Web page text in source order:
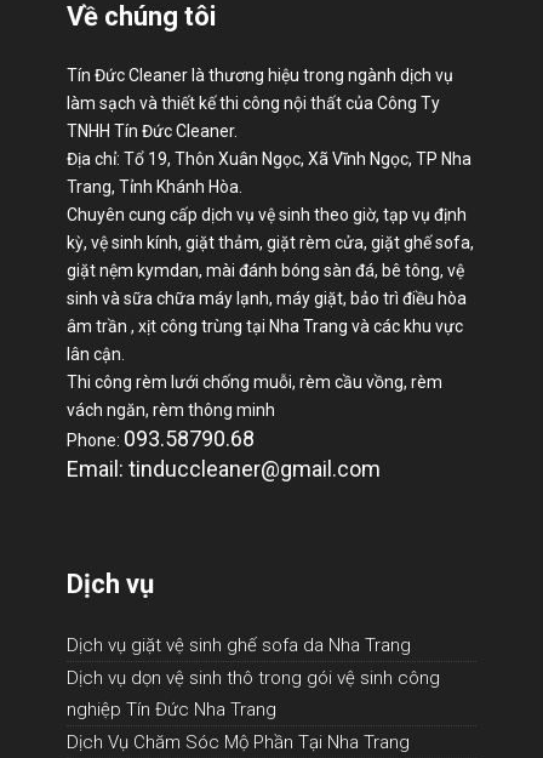
Về chúng tôi
Tín Đức Cleaner là thương hiệu trong ngành dịch vụ
làm sạch và thiết kế thi công nội thất của Công Ty
TNHH Tín Đức Cleaner.
Địa chỉ: Tổ 19, Thôn Xuân Ngọc, Xã Vĩnh Ngọc, TP Nha
Trang, Tỉnh Khánh Hòa.
Chuyên cung cấp dịch vụ vệ sinh theo giờ, tạp vụ định
kỳ, vệ sinh kính, giặt thảm, giặt rèm cửa, giặt ghế sofa,
giặt nệm kymdan, mài đánh bóng sàn đá, bê tông, vệ
sinh và sữa chữa máy lạnh, máy giặt, bảo trì điều hòa
âm trần , xịt công trùng tại Nha Trang và các khu vực
lân cận.
Thi công rèm lưới chống muỗi, rèm cầu vồng, rèm
vách ngăn, rèm thông minh
Phone: 093.58790.68
Email: tinduccleaner@gmail.com
Dịch vụ
Dịch vụ giặt vệ sinh ghế sofa da Nha Trang
Dịch vụ dọn vệ sinh thô trong gói vệ sinh công
nghiệp Tín Đức Nha Trang
Dịch Vụ Chăm Sóc Mộ Phần Tại Nha Trang